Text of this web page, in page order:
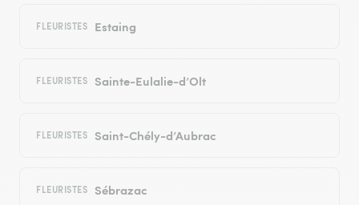
FLEURISTES Estaing
FLEURISTES Sainte-Eulalie-d’Olt
FLEURISTES Saint-Chély-d’Aubrac
FLEURISTES Sébrazac